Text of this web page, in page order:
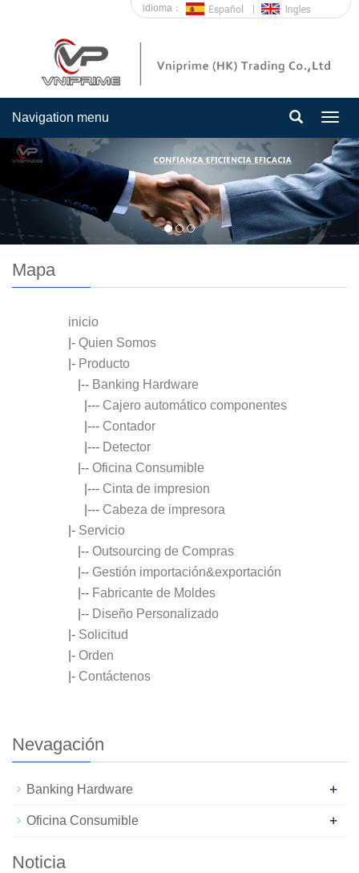
idioma：
Navigation menu
Mapa
inicio
|- Quien Somos
|- Producto
|-- Banking Hardware
|--- Cajero automático componentes
|--- Contador
|--- Detector
|-- Oficina Consumible
|--- Cinta de impresion
|--- Cabeza de impresora
|- Servicio
|-- Outsourcing de Compras
|-- Gestión importación&exportación
|-- Fabricante de Moldes
|-- Diseño Personalizado
|- Solicitud
|- Orden
|- Contáctenos
Nevagación
Banking Hardware +
Oficina Consumible +
Noticia